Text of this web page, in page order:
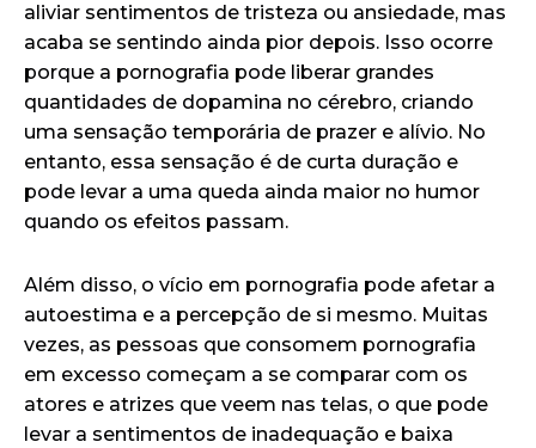
aliviar sentimentos de tristeza ou ansiedade, mas
acaba se sentindo ainda pior depois. Isso ocorre
porque a pornografia pode liberar grandes
quantidades de dopamina no cérebro, criando
uma sensação temporária de prazer e alívio. No
entanto, essa sensação é de curta duração e
pode levar a uma queda ainda maior no humor
quando os efeitos passam.
Além disso, o vício em pornografia pode afetar a
autoestima e a percepção de si mesmo. Muitas
vezes, as pessoas que consomem pornografia
em excesso começam a se comparar com os
atores e atrizes que veem nas telas, o que pode
levar a sentimentos de inadequação e baixa